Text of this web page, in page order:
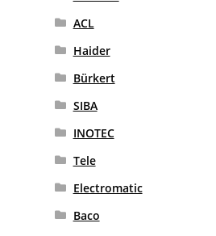
ACL
Haider
Bürkert
SIBA
INOTEC
Tele
Electromatic
Baco